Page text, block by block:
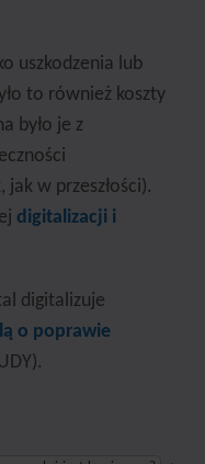
uszkodzenia lub
to również koszty
było je z
w przeszłości).
digitalizacji i
digitalizuje
o poprawie